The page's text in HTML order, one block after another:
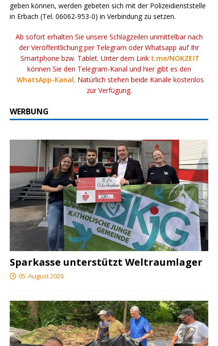
geben können, werden gebeten sich mit der Polizeidienststelle
in Erbach (Tel. 06062-953-0) in Verbindung zu setzen.
Ab sofort erhalten Sie unsere Schlagzeilen unmittelbar nach
der Veröffentlichung per Telegram oder Whatsapp auf Ihr
Smartphone bzw. Tablet. Unter dem Link t.me/NOKZEIT
können Sie den Telegram-Kanal und hier gibt es den
WhatsApp-Kanal. Natürlich stehen beide Kanäle kostenlos
zur Verfügung.
WERBUNG
Sparkasse unterstützt Weltraumlager
05. August 2026